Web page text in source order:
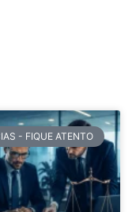
- FIQUE ATENTO